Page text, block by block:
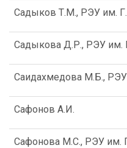
Садыков Т.М., РЭУ им.
Садыкова Д.Р., РЭУ им.
Саидахмедова М.Б.,
Сафонов А.И.
Сафонова М.С., РЭУ им.